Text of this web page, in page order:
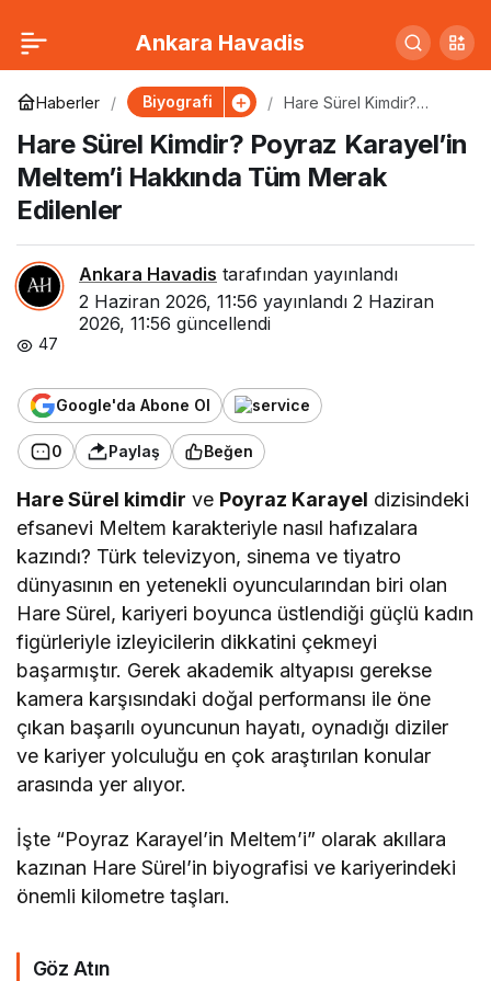
Ankara Havadis
Haberler Biyografi
Hare Sürel Kimdir?
Meltem’i Hakkında Tüm
Merak Edilenler
Hare Sürel Kimdir? Poyraz Karayel’in
Meltem’i Hakkında Tüm Merak
Edilenler
Ankara Havadis tarafından yayınlandı
2 Haziran 2026, 11:56 yayınlandı 2 Haziran
2026, 11:56 güncellendi
47
Google'da Abone Ol
0 Paylaş Beğen
Hare Sürel kimdir ve Poyraz Karayel dizisindeki
efsanevi Meltem karakteriyle nasıl hafızalara
kazındı? Türk televizyon, sinema ve tiyatro
dünyasının en yetenekli oyuncularından biri olan
Hare Sürel, kariyeri boyunca üstlendiği güçlü kadın
figürleriyle izleyicilerin dikkatini çekmeyi
başarmıştır. Gerek akademik altyapısı gerekse
kamera karşısındaki doğal performansı ile öne
çıkan başarılı oyuncunun hayatı, oynadığı diziler
ve kariyer yolculuğu en çok araştırılan konular
arasında yer alıyor.
İşte “Poyraz Karayel’in Meltem’i” olarak akıllara
kazınan Hare Sürel’in biyografisi ve kariyerindeki
önemli kilometre taşları.
Göz Atın
Tülin Özen Kimdir – Ufak
Tefek Cinayetler’in
Arzu’su
0 Paylaş